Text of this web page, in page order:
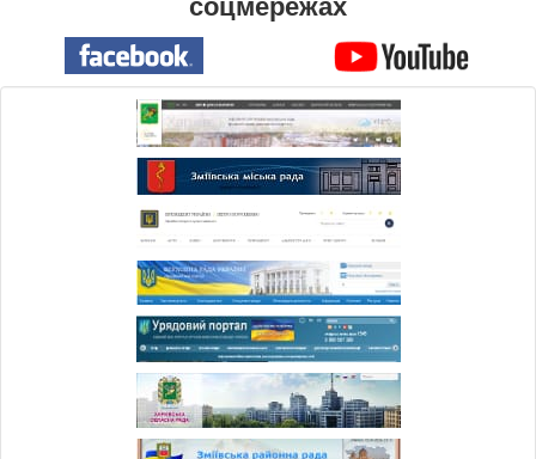
соцмережах